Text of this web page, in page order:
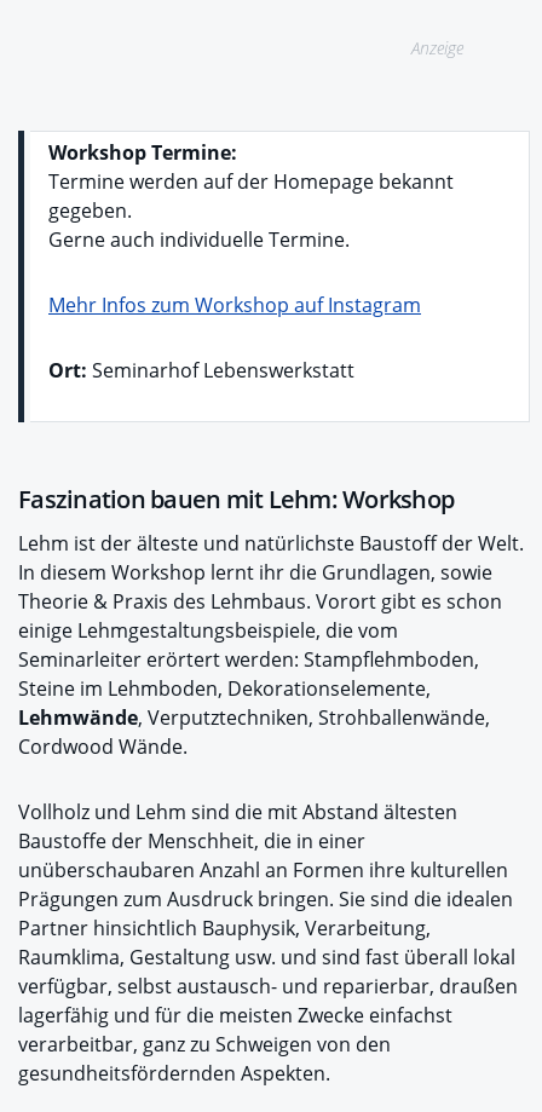
Anzeige
Workshop Termine:
Termine werden auf der Homepage bekannt
gegeben.
Gerne auch individuelle Termine.
Mehr Infos zum Workshop auf Instagram
Ort: Seminarhof Lebenswerkstatt
Faszination bauen mit Lehm: Workshop
Lehm ist der älteste und natürlichste Baustoff der Welt.
In diesem Workshop lernt ihr die Grundlagen, sowie
Theorie & Praxis des Lehmbaus. Vorort gibt es schon
einige Lehmgestaltungsbeispiele, die vom
Seminarleiter erörtert werden: Stampflehmboden,
Steine im Lehmboden, Dekorationselemente,
Lehmwände, Verputztechniken, Strohballenwände,
Cordwood Wände.
Vollholz und Lehm sind die mit Abstand ältesten
Baustoffe der Menschheit, die in einer
unüberschaubaren Anzahl an Formen ihre kulturellen
Prägungen zum Ausdruck bringen. Sie sind die idealen
Partner hinsichtlich Bauphysik, Verarbeitung,
Raumklima, Gestaltung usw. und sind fast überall lokal
verfügbar, selbst austausch- und reparierbar, draußen
lagerfähig und für die meisten Zwecke einfachst
verarbeitbar, ganz zu Schweigen von den
gesundheitsfördernden Aspekten.